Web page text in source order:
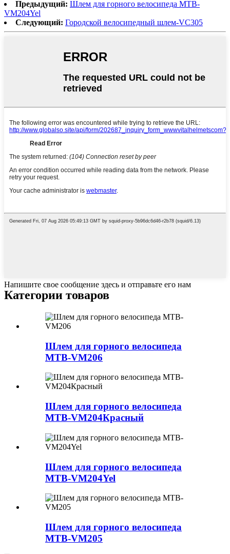
Предыдущий: Шлем для горного велосипеда MTB-
VM204Yel
Следующий: Городской велосипедный шлем-VC305
Напишите свое сообщение здесь и отправьте его нам
Категории товаров
Шлем для горного велосипеда
MTB-VM206
Шлем для горного велосипеда
MTB-VM204Красный
Шлем для горного велосипеда
MTB-VM204Yel
Шлем для горного велосипеда
MTB-VM205